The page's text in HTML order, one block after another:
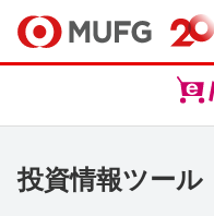
投資情報ツール